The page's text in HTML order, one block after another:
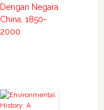
Dengan Negara
China, 1850-
2000